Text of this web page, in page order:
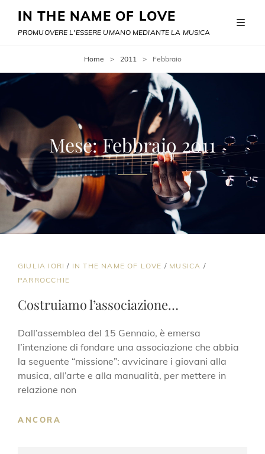
IN THE NAME OF LOVE
PROMUOVERE L'ESSERE UMANO MEDIANTE LA MUSICA
Home > 2011 > Febbraio
Mese:Febbraio 2011
CAT
LINKS
GIULIA IORI / IN THE NAME OF LOVE / MUSICA /
PARROCCHIE
Costruiamo l’associazione…
Dall’assemblea del 15 Gennaio, è emersa
l’intenzione di fondare una associazione che abbia
la seguente “missione”: avvicinare i giovani alla
musica, all’arte e alla manualità, per mettere in
relazione non
ANCORA